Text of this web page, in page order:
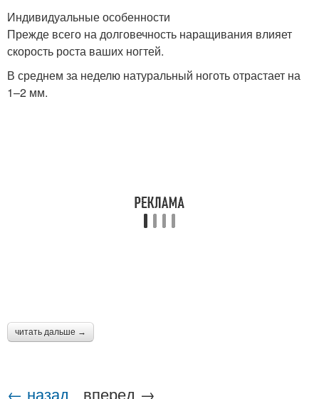
Индивидуальные особенности
Прежде всего на долговечность наращивания влияет
скорость роста ваших ногтей.
В среднем за неделю натуральный ноготь отрастает на
1–2 мм.
читать дальше →
← назад вперед →